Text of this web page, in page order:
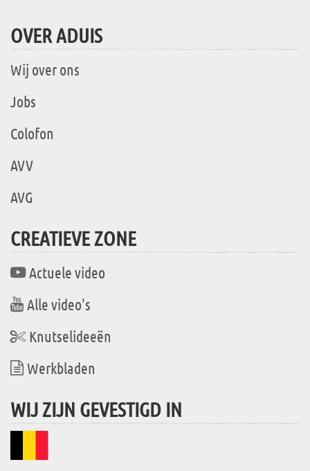
OVER ADUIS
Wij over ons
Jobs
Colofon
AVV
AVG
CREATIEVE ZONE
Actuele video
Alle video's
Knutselideeën
Werkbladen
WIJ ZIJN GEVESTIGD IN